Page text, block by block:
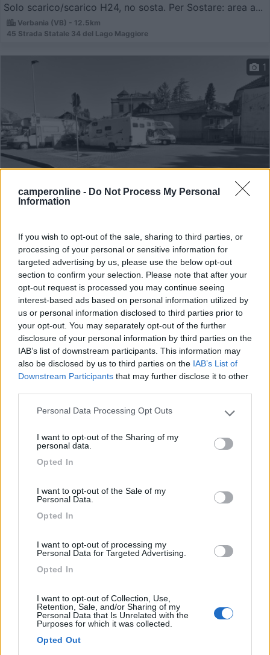
camperonline - Do Not Process My Personal
Information
If you wish to opt-out of the sale, sharing to third parties, or
processing of your personal or sensitive information for
targeted advertising by us, please use the below opt-out
section to confirm your selection. Please note that after your
opt-out request is processed you may continue seeing
interest-based ads based on personal information utilized by
us or personal information disclosed to third parties prior to
your opt-out. You may separately opt-out of the further
disclosure of your personal information by third parties on the
IAB’s list of downstream participants. This information may
also be disclosed by us to third parties on the IAB’s List of
Downstream Participants that may further disclose it to other
Please note that this website/app uses one or more Google
not limited to your visit or usage behaviour. You may click to
grant or deny consent to Google and its third-party tags to
use your data for below specified purposes in below Google
Personal Data Processing Opt Outs
I want to opt-out of the Sharing of my
personal data.
Opted In
I want to opt-out of the Sale of my
Personal Data.
Opted In
I want to opt-out of processing my
Personal Data for Targeted Advertising.
Opted In
I want to opt-out of Collection, Use,
Retention, Sale, and/or Sharing of my
Personal Data that Is Unrelated with the
Purposes for which it was collected.
Opted Out
Solo scarico/scarico H24, no sosta. Per Sostare: area a...
Verbania (VB) - 12.5km
45 Strada Statale 34 del Lago Maggiore
1
Parcheggio
3,6 11
Servizi / Posizione
A 1,5 km dal centro, dopo 300 m inizia lungolago, punto
Stresa (VB) - 12.6km
Via Privata F.lli Bandiera, 7
Area di sosta (PS)
Area di sosta a Intra
8 1
Servizi / Posizione